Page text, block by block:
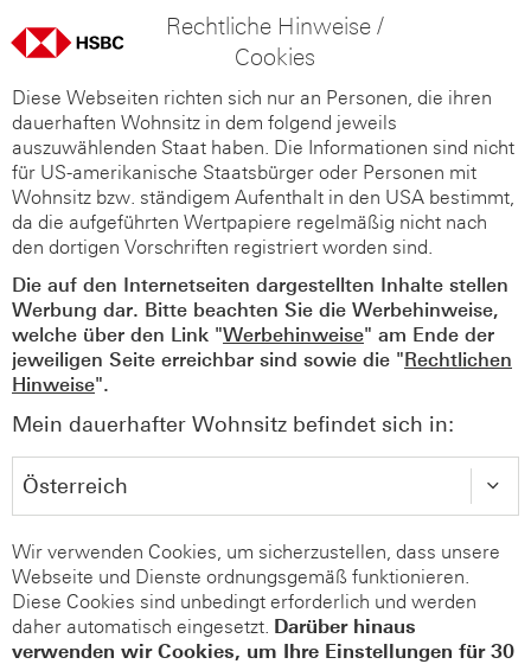
Rechtliche Hinweise /
Cookies
Diese Webseiten richten sich nur an Personen, die ihren
dauerhaften Wohnsitz in dem folgend jeweils
auszuwählenden Staat haben. Die Informationen sind nicht
für US-amerikanische Staatsbürger oder Personen mit
Wohnsitz bzw. ständigem Aufenthalt in den USA bestimmt,
da die aufgeführten Wertpapiere regelmäßig nicht nach
den dortigen Vorschriften registriert worden sind.
Die auf den Internetseiten dargestellten Inhalte stellen
Werbung dar. Bitte beachten Sie die Werbehinweise,
welche über den Link "Werbehinweise" am Ende der
jeweiligen Seite erreichbar sind sowie die "Rechtlichen
Hinweise".
Mein dauerhafter Wohnsitz befindet sich in:
Wir verwenden Cookies, um sicherzustellen, dass unsere
Webseite und Dienste ordnungsgemäß funktionieren.
Diese Cookies sind unbedingt erforderlich und werden
daher automatisch eingesetzt. Darüber hinaus
verwenden wir Cookies, um Ihre Einstellungen für 30